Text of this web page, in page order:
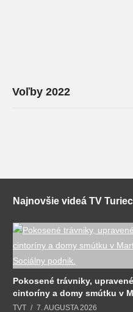
Voľby 2022
Najnovšie videá TV Turiec
Pokosené trávniky,
cintoríny a domy smútku v
stará Sociálny podnik.
TVT 7. AUGUSTA 2026